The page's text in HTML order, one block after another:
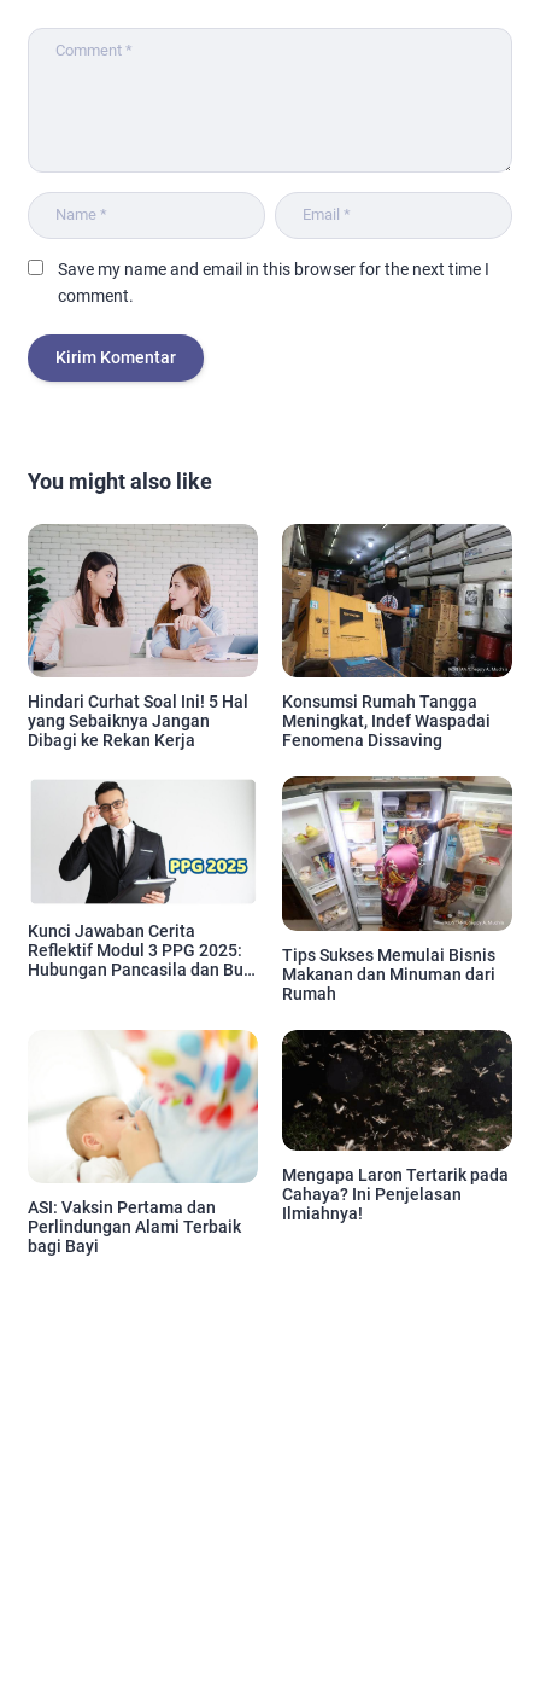
Save my name and email in this browser for the next time I
comment.
You might also like
Hindari Curhat Soal Ini! 5 Hal
yang Sebaiknya Jangan
Dibagi ke Rekan Kerja
Konsumsi Rumah Tangga
Meningkat, Indef Waspadai
Fenomena Dissaving
Kunci Jawaban Cerita
Reflektif Modul 3 PPG 2025:
Hubungan Pancasila dan Budi
Tips Sukses Memulai Bisnis
Makanan dan Minuman dari
Rumah
ASI: Vaksin Pertama dan
Perlindungan Alami Terbaik
bagi Bayi
Mengapa Laron Tertarik pada
Cahaya? Ini Penjelasan
Ilmiahnya!